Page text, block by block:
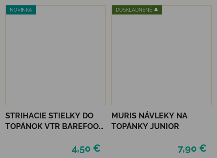
NOVINKA
STRIHACIE STIELKY DO
TOPÁNOK VTR BAREFOOT
4,50 €
DOSKLADNENÉ 🔔
MURIS NÁVLEKY NA
TOPÁNKY JUNIOR
7,90 €